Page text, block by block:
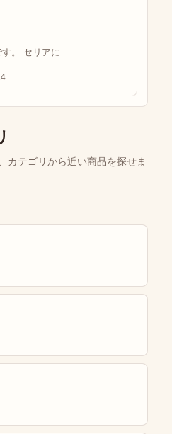
。 セリアに...
カテゴリから近い商品を探せま